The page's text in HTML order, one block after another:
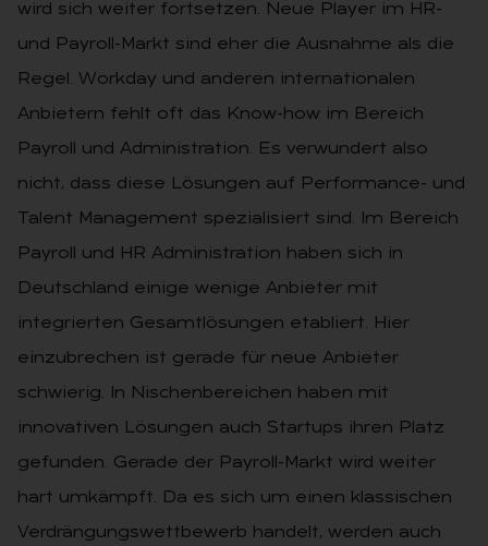
wird sich weiter fortsetzen. Neue Player im HR-
und Payroll-Markt sind eher die Ausnahme als die
Regel. Workday und anderen internationalen
Anbietern fehlt oft das Know-how im Bereich
Payroll und Administration. Es verwundert also
nicht, dass diese Lösungen auf Performance- und
Talent Management spezialisiert sind. Im Bereich
Payroll und HR Administration haben sich in
Deutschland einige wenige Anbieter mit
integrierten Gesamtlösungen etabliert. Hier
einzubrechen ist gerade für neue Anbieter
schwierig. In Nischenbereichen haben mit
innovativen Lösungen auch Startups ihren Platz
gefunden. Gerade der Payroll-Markt wird weiter
hart umkämpft. Da es sich um einen klassischen
Verdrängungswettbewerb handelt, werden auch